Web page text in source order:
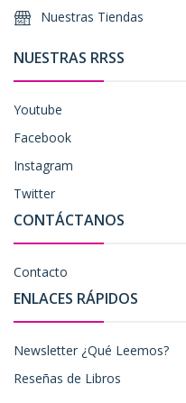
Nuestras Tiendas
NUESTRAS RRSS
Youtube
Facebook
Instagram
Twitter
CONTÁCTANOS
Contacto
ENLACES RÁPIDOS
Newsletter ¿Qué Leemos?
Reseñas de Libros